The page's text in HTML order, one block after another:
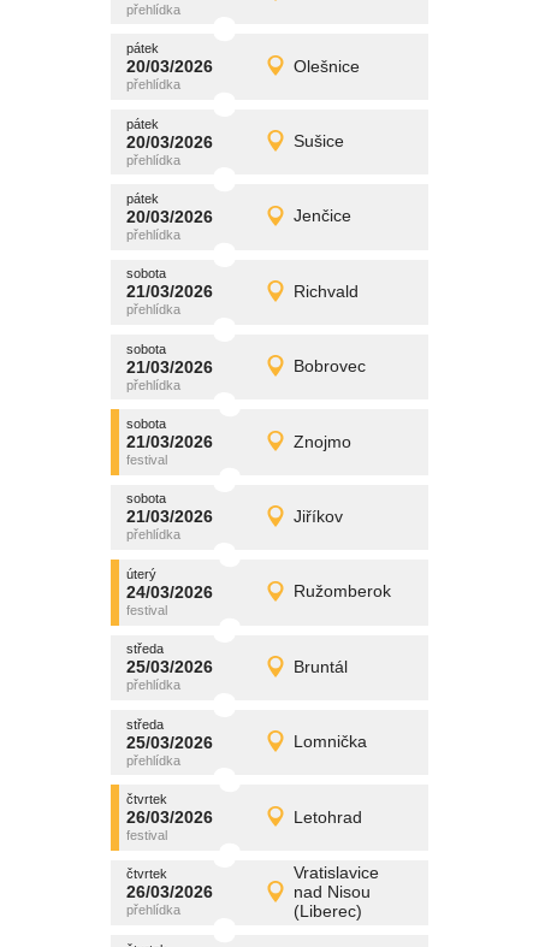
pátek
pátek
20/03/2026 Olešnice
pátek
20/03/2026 Detail
promítání
pátek
20/03/2026 Sušice
pátek
20/03/2026 Detail
promítání
pátek
20/03/2026 Jenčice
pátek
20/03/2026 Detail
promítání
sobota
21/03/2026 Richvald
sobota
21/03/2026 Detail
promítání
sobota
21/03/2026 Bobrovec
sobota
21/03/2026 Detail
promítání
sobota
21/03/2026 Znojmo
sobota
21/03/2026 Detail
promítání
sobota
21/03/2026 Jiříkov
sobota
21/03/2026 Detail
promítání
úterý
24/03/2026 Ružomberok
úterý
24/03/2026 Detail
promítání
středa
25/03/2026 Bruntál
středa
25/03/2026 Detail
promítání
středa
25/03/2026 Lomnička
středa
25/03/2026 Detail
promítání
čtvrtek
26/03/2026 Letohrad
čtvrtek
26/03/2026 Detail
promítání
čtvrtek
26/03/2026
Vratislavice
nad Nisou
(Liberec)
čtvrtek
26/03/2026 Detail
promítání